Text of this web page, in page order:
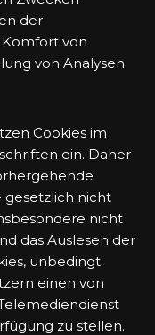
der
von
von Analysen
Cookies im
ein. Daher
gesetzlich nicht
nicht
das Auslesen der
unbedingt
einen von
zu stellen.